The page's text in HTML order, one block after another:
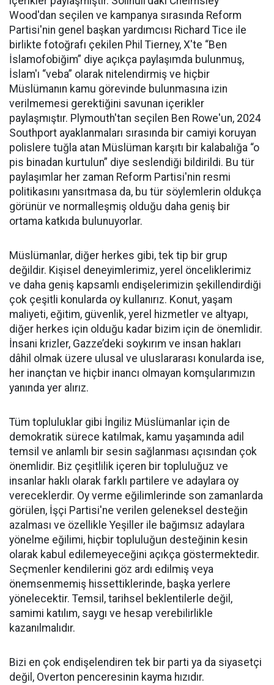
Wood'dan seçilen ve kampanya sırasında Reform
Partisi'nin genel başkan yardımcısı Richard Tice ile
birlikte fotoğrafı çekilen Phil Tierney, X'te “Ben
İslamofobiğim” diye açıkça paylaşımda bulunmuş,
İslam'ı “veba” olarak nitelendirmiş ve hiçbir
Müslümanın kamu görevinde bulunmasına izin
verilmemesi gerektiğini savunan içerikler
paylaşmıştır. Plymouth'tan seçilen Ben Rowe'un, 2024
Southport ayaklanmaları sırasında bir camiyi koruyan
polislere tuğla atan Müslüman karşıtı bir kalabalığa “o
pis binadan kurtulun” diye seslendiği bildirildi. Bu tür
paylaşımlar her zaman Reform Partisi'nin resmi
politikasını yansıtmasa da, bu tür söylemlerin oldukça
görünür ve normalleşmiş olduğu daha geniş bir
ortama katkıda bulunuyorlar.
Müslümanlar, diğer herkes gibi, tek tip bir grup
değildir. Kişisel deneyimlerimiz, yerel önceliklerimiz
ve daha geniş kapsamlı endişelerimizin şekillendirdiği
çok çeşitli konularda oy kullanırız. Konut, yaşam
maliyeti, eğitim, güvenlik, yerel hizmetler ve altyapı,
diğer herkes için olduğu kadar bizim için de önemlidir.
İnsani krizler, Gazze’deki soykırım ve insan hakları
dâhil olmak üzere ulusal ve uluslararası konularda ise,
her inançtan ve hiçbir inancı olmayan komşularımızın
yanında yer alırız.
Tüm topluluklar gibi İngiliz Müslümanlar için de
demokratik sürece katılmak, kamu yaşamında adil
temsil ve anlamlı bir sesin sağlanması açısından çok
önemlidir. Biz çeşitlilik içeren bir topluluğuz ve
insanlar haklı olarak farklı partilere ve adaylara oy
vereceklerdir. Oy verme eğilimlerinde son zamanlarda
görülen, İşçi Partisi'ne verilen geleneksel desteğin
azalması ve özellikle Yeşiller ile bağımsız adaylara
yönelme eğilimi, hiçbir topluluğun desteğinin kesin
olarak kabul edilemeyeceğini açıkça göstermektedir.
Seçmenler kendilerini göz ardı edilmiş veya
önemsenmemiş hissettiklerinde, başka yerlere
yönelecektir. Temsil, tarihsel beklentilerle değil,
samimi katılım, saygı ve hesap verebilirlikle
kazanılmalıdır.
Bizi en çok endişelendiren tek bir parti ya da siyasetçi
değil, Overton penceresinin kayma hızıdır.